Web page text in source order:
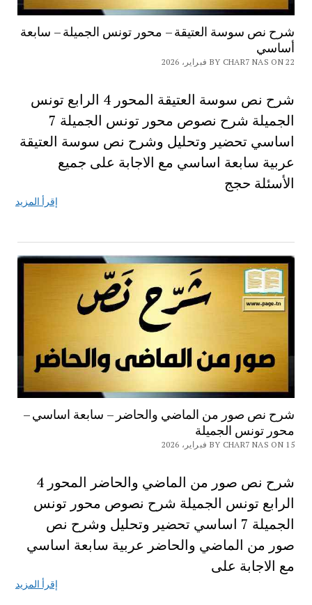
شرح نص سوسة العتيقة – محور تونس الجميلة – سابعة
أساسي
BY CHAR7 NAS ON 22 فبراير، 2026
شرح نص سوسة العتيقة المحور 4 الرابع تونس
الجميلة شرح نصوص محور تونس الجميلة 7
اساسي تحضير وتحليل وشرح نص سوسة العتيقة
عربية سابعة اساسي مع الاجابة على جميع
الأسئلة حجج
إقرأ المزيد
شرح نص صور من الماضي والحاضر – سابعة اساسي –
محور تونس الجميلة
BY CHAR7 NAS ON 15 فبراير، 2026
شرح نص صور من الماضي والحاضر المحور 4
الرابع تونس الجميلة شرح نصوص محور تونس
الجميلة 7 اساسي تحضير وتحليل وشرح نص
صور من الماضي والحاضر عربية سابعة اساسي
مع الاجابة على
إقرأ المزيد